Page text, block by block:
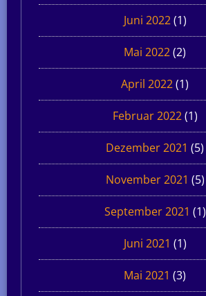
Juni 2022(1)
Mai 2022(2)
April 2022(1)
Februar 2022(1)
Dezember 2021 (5)
November 2021 (5)
September 2021 (1)
Juni 2021 (1)
Mai 2021 (3)